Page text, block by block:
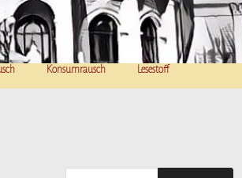
Konsumrausch
Lesestoff